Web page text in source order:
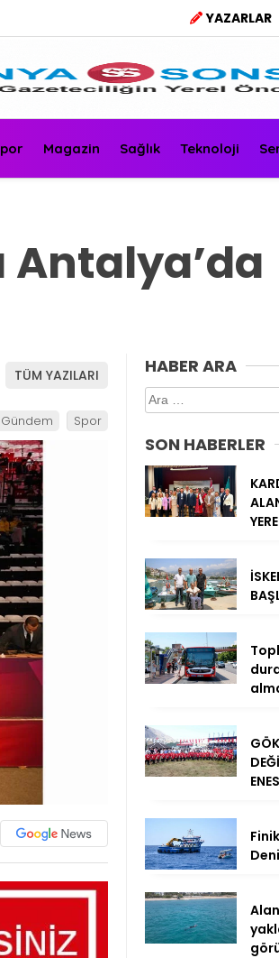
YAZARLAR
Magazin Sağlık Teknoloji
Antalya’da
TÜM YAZILARI
Gündem Spor
HABER ARA
Arama:
SON HABERLER